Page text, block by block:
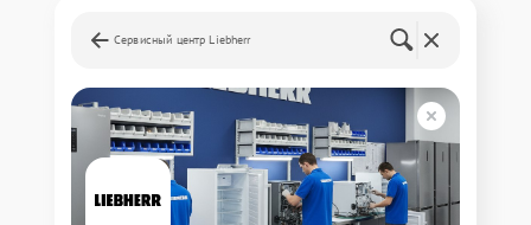
Сервисный центр Liebherr